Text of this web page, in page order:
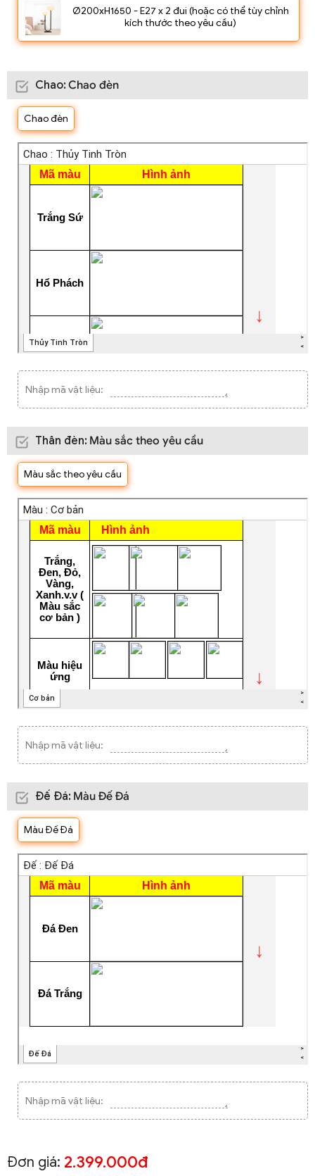
Ø200xH1650 - E27 x 2 đui (hoặc có thể tùy chỉnh
kích thước theo yêu cầu)
Chao: Chao đèn
Chao đèn
Nhập mã vật liệu:
Thân đèn: Màu sắc theo yêu cầu
Màu sắc theo yêu cầu
Nhập mã vật liệu:
Đế Đá: Màu Đế Đá
Màu Đế Đá
Nhập mã vật liệu:
Đơn giá: 2.399.000đ